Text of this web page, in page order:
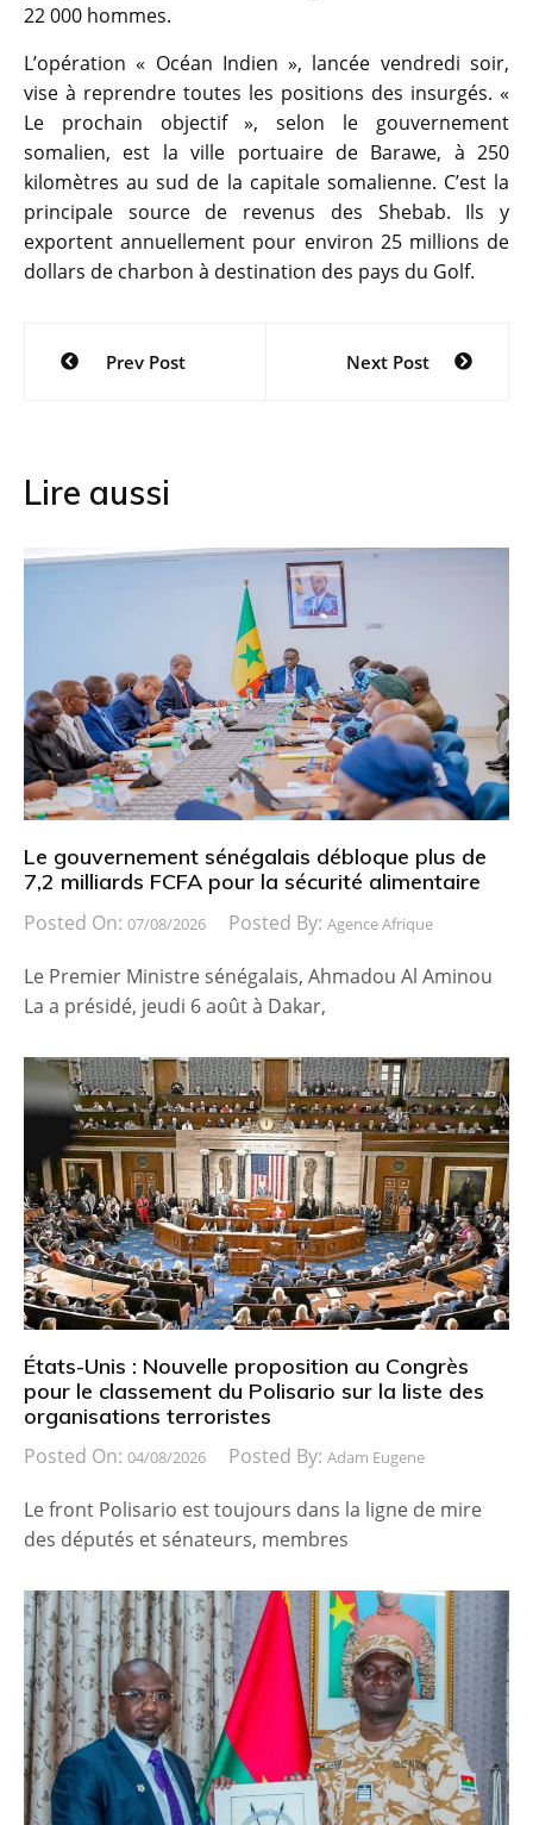
22 000 hommes.
L’opération « Océan Indien », lancée vendredi soir,
vise à reprendre toutes les positions des insurgés. «
Le prochain objectif », selon le gouvernement
somalien, est la ville portuaire de Barawe, à 250
kilomètres au sud de la capitale somalienne. C’est la
principale source de revenus des Shebab. Ils y
exportent annuellement pour environ 25 millions de
dollars de charbon à destination des pays du Golf.
Navigation
Prev Post Next Post
Lire aussi
Le gouvernement sénégalais débloque plus de
7,2 milliards FCFA pour la sécurité alimentaire
Posted On: 07/08/2026 Posted By: Agence Afrique
Le Premier Ministre sénégalais, Ahmadou Al Aminou
La a présidé, jeudi 6 août à Dakar,
États-Unis : Nouvelle proposition au Congrès
pour le classement du Polisario sur la liste des
organisations terroristes
Posted On: 04/08/2026 Posted By: Adam Eugene
Le front Polisario est toujours dans la ligne de mire
des députés et sénateurs, membres